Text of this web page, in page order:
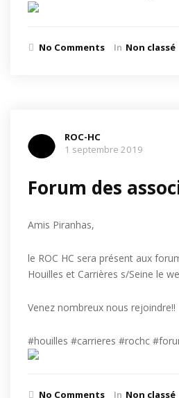
No Comments In Non classé
ROC-HC
1 septembre 2019
Forum des
Amis Piranhas,
le ROC HC sera présent aux
Houilles et Carrières s/Seine le
Venez nombreux nous rejoindre!!
#houilles #carrieres #rochc
No Comments In Non classé